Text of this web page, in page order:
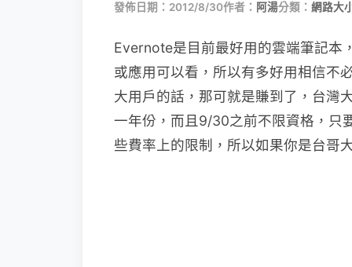
發佈日期：2012/8/30作者： 阿湯分類： 網路大
Evernote是目前最好用的雲端筆記本
或應用可以看，所以有多好用相信不
大用戶的話，那可就是賺到了，台灣
一年份，而且9/30之前不限資格，只
些費率上的限制，所以如果你是台哥